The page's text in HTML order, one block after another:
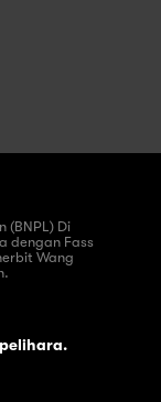
(BNPL) Di
dengan Fass
Wang